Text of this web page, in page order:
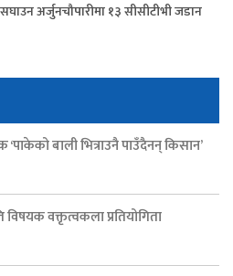
अर्जुनचौपारीमा १३ सीसीटीभी जडान
बाली भित्राउनै पाउँदैनन् किसान’
विषयक वक्तृत्वकला प्रतियोगिता